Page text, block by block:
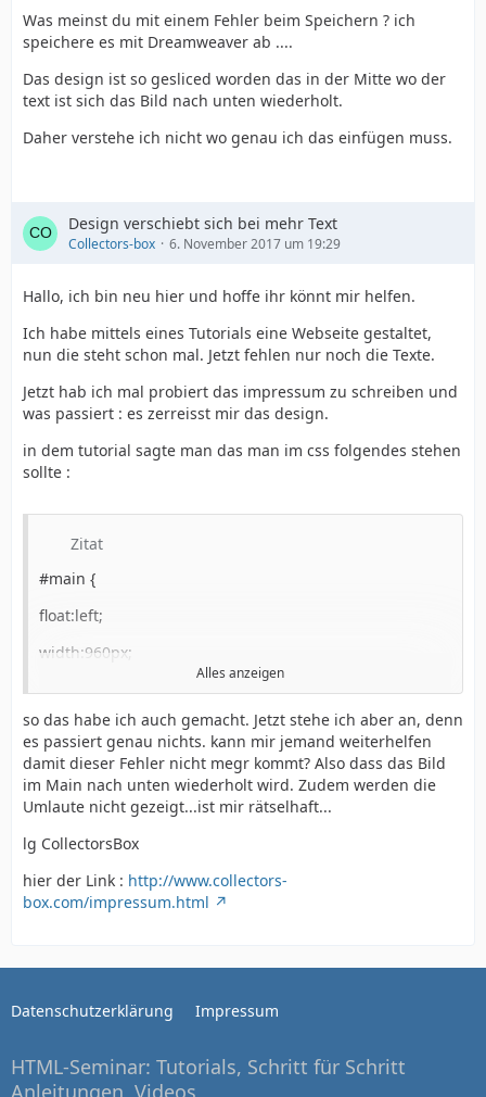
#info_middle {
float:left;
height:224px;
background:url(infoboxline.png)no-repeat;
}
#info_left_text {
float:left;
width:244.5px;
text-align:left;
#info_left_text h1 {
font-family:Verdana, Geneva, sans-serif;
color:#000;
margin:0px;
Was meinst du mit einem Fehler beim Speichern ? ich
speichere es mit Dreamweaver ab ....
Das design ist so gesliced worden das in der Mitte wo der
text ist sich das Bild nach unten wiederholt.
Daher verstehe ich nicht wo genau ich das einfügen muss.
Design verschiebt sich bei mehr Text
Collectors-box 6. November 2017 um 19:29
Hallo, ich bin neu hier und hoffe ihr könnt mir helfen.
Ich habe mittels eines Tutorials eine Webseite gestaltet,
nun die steht schon mal. Jetzt fehlen nur noch die Texte.
Jetzt hab ich mal probiert das impressum zu schreiben und
was passiert : es zerreisst mir das design.
in dem tutorial sagte man das man im css folgendes stehen
sollte :
Zitat
#main {
float:left;
width:960px;
background:url(index_bg.png) repeat-x;
clear:both;
margin:0px;
}
Alles anzeigen
so das habe ich auch gemacht. Jetzt stehe ich aber an, denn
es passiert genau nichts. kann mir jemand weiterhelfen
damit dieser Fehler nicht megr kommt? Also dass das Bild
im Main nach unten wiederholt wird. Zudem werden die
Umlaute nicht gezeigt...ist mir rätselhaft...
lg CollectorsBox
hier der Link : http://www.collectors-
box.com/impressum.html
Datenschutzerklärung Impressum
HTML-Seminar: Tutorials, Schritt für Schritt